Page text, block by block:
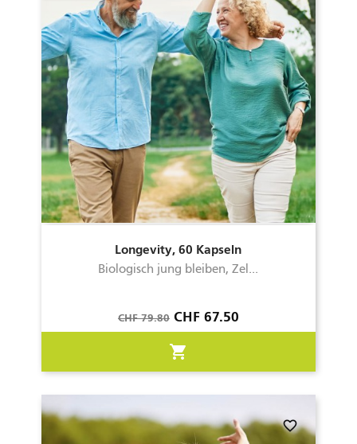
Longevity, 60 Kapseln
Biologisch jung bleiben, Zel...
Verkaufspreis
CHF 79.80 Preis
CHF 67.50
shopping_cart
favorite_border